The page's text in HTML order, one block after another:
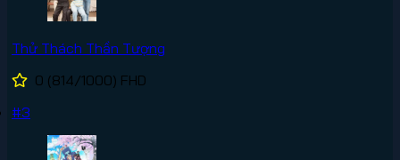
Thử Thách Thần Tượng
0 (814/1000) FHD
#3